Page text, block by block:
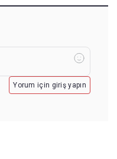
Yorum için giriş yapın